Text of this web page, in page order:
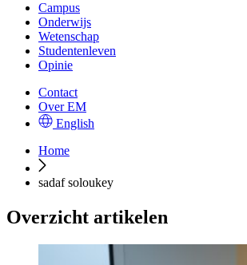
Campus
Onderwijs
Wetenschap
Studentenleven
Opinie
Contact
Over EM
English
Home
sadaf soloukey
Overzicht artikelen